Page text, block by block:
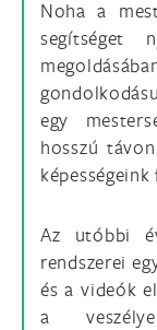
Noha a
segítséget
egy
hosszú
Az utóbbi
rendszerei
és a videók
a